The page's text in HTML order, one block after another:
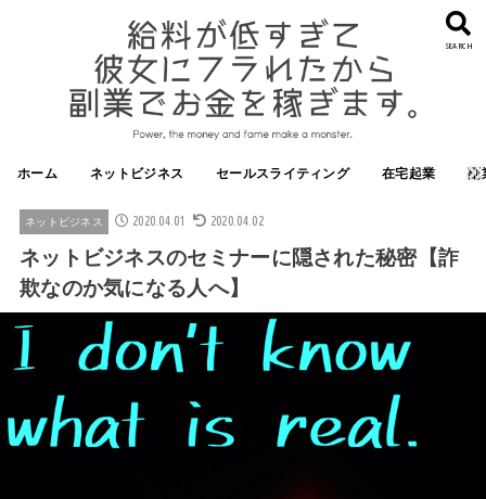
SEARCH
ホーム ネットビジネス セールスライティング 在宅起業 副
ネットビジネス 2020.04.01 2020.04.02
ネットビジネスのセミナーに隠された秘密【詐
欺なのか気になる人へ】